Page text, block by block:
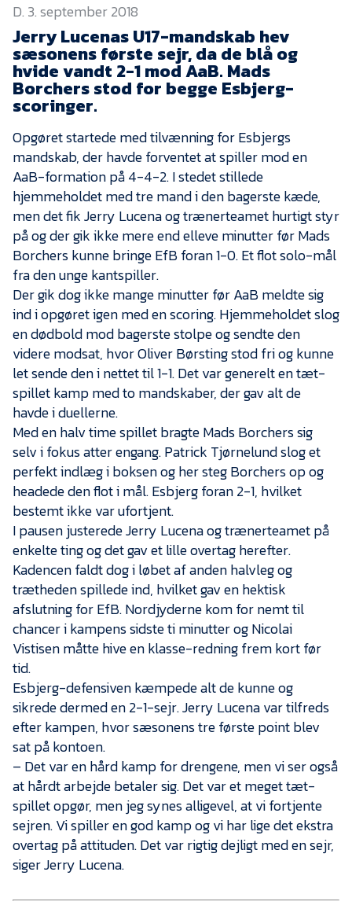
Sydvestjysk Fodbold
Samarbejde
Partnere
Blue Water Arena
Kontakt
Job i EfB
Presse
D. 3. september 2018
Jerry Lucenas U17-mandskab hev
sæsonens første sejr, da de blå og
hvide vandt 2-1 mod AaB. Mads
Borchers stod for begge Esbjerg-
scoringer.
Opgøret startede med tilvænning for Esbjergs
mandskab, der havde forventet at spiller mod en
AaB-formation på 4-4-2. I stedet stillede
hjemmeholdet med tre mand i den bagerste kæde,
men det fik Jerry Lucena og trænerteamet hurtigt styr
på og der gik ikke mere end elleve minutter før Mads
Borchers kunne bringe EfB foran 1-0. Et flot solo-mål
fra den unge kantspiller.
Der gik dog ikke mange minutter før AaB meldte sig
ind i opgøret igen med en scoring. Hjemmeholdet slog
en dødbold mod bagerste stolpe og sendte den
videre modsat, hvor Oliver Børsting stod fri og kunne
let sende den i nettet til 1-1. Det var generelt en tæt-
spillet kamp med to mandskaber, der gav alt de
havde i duellerne.
Med en halv time spillet bragte Mads Borchers sig
selv i fokus atter engang. Patrick Tjørnelund slog et
perfekt indlæg i boksen og her steg Borchers op og
headede den flot i mål. Esbjerg foran 2-1, hvilket
bestemt ikke var ufortjent.
I pausen justerede Jerry Lucena og trænerteamet på
enkelte ting og det gav et lille overtag herefter.
Kadencen faldt dog i løbet af anden halvleg og
trætheden spillede ind, hvilket gav en hektisk
afslutning for EfB. Nordjyderne kom for nemt til
chancer i kampens sidste ti minutter og Nicolai
Vistisen måtte hive en klasse-redning frem kort før
tid.
Esbjerg-defensiven kæmpede alt de kunne og
sikrede dermed en 2-1-sejr. Jerry Lucena var tilfreds
efter kampen, hvor sæsonens tre første point blev
sat på kontoen.
– Det var en hård kamp for drengene, men vi ser også
at hårdt arbejde betaler sig. Det var et meget tæt-
spillet opgør, men jeg synes alligevel, at vi fortjente
sejren. Vi spiller en god kamp og vi har lige det ekstra
overtag på attituden. Det var rigtig dejligt med en sejr,
siger Jerry Lucena.